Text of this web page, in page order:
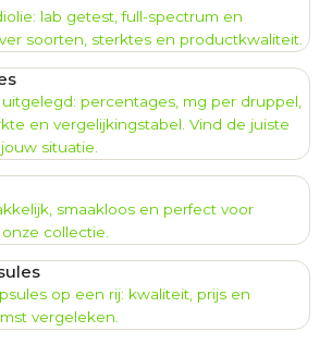
lab getest, full-spectrum en
soorten, sterktes en productkwaliteit.
percentages, mg per druppel,
en vergelijkingstabel. Vind de juiste
situatie.
smaakloos en perfect voor
collectie.
op een rij: kwaliteit, prijs en
vergeleken.